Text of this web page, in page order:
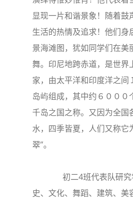
显现一片和谐景象！随着鼓
生活的热情及追求！他们身
景海滩图，犹如同学们在美
舞。印尼地跨赤道，是世界
家，由太平洋和印度洋之间
岛屿组成，其中约６０００
千岛之国之称。又因为全国
水，四季皆夏，人们又称它
翠”。
初二4班代表队研究
史、文化、舞蹈、建筑、美